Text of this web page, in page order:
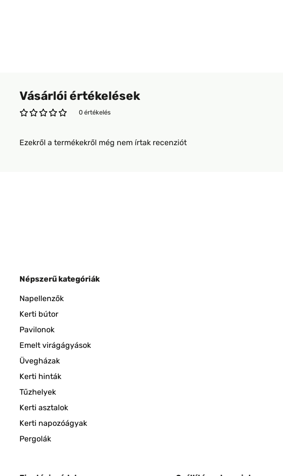
Vásárlói értékelések
0 értékelés
Ezekről a termékekről még nem írtak recenziót
Népszerű kategóriák
Napellenzők
Kerti bútor
Pavilonok
Emelt virágágyások
Üvegházak
Kerti hinták
Tűzhelyek
Kerti asztalok
Kerti napozóágyak
Pergolák